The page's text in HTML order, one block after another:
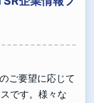
ご要望に応じて
です。様々な